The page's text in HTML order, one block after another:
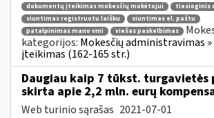
dokumentų įteikimas mokesčių mokėtojui
tiesioginis
siuntimas registruotu laišku
siuntimas el. paštu
patalpinimas mano vmi
viešas paskelbimas
kategorijos: Mokesčių administravimas
įteikimas (162-165 str.)
Daugiau kaip 7 tūkst. turgavietės
skirta apie 2,2 mln. eurų
Web turinio sąrašas 2021-07-01